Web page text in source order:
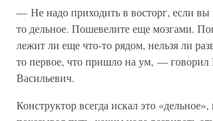
— Не надо приходить в восторг, если
то дельное. Пошевелите еще мозгами.
лежит ли еще что-то рядом, нельзя ли
то первое, что пришло на ум, — говорил
Васильевич.
Конструктор всегда искал это «дельное»,